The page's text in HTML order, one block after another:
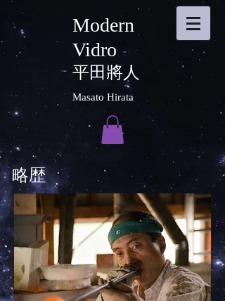
Modern
Vidro
平田將人
Masato Hirata
​略歴